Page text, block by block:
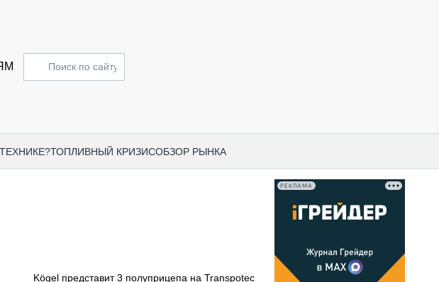
ТОПЛИВНЫЙ КРИЗИСОБЗОР РЫНКА
ПОДЪЁМНАЯ ТЕХНИКА
Kögel представит 3 полуприцепа на Transpotec
РЕКЛАМА